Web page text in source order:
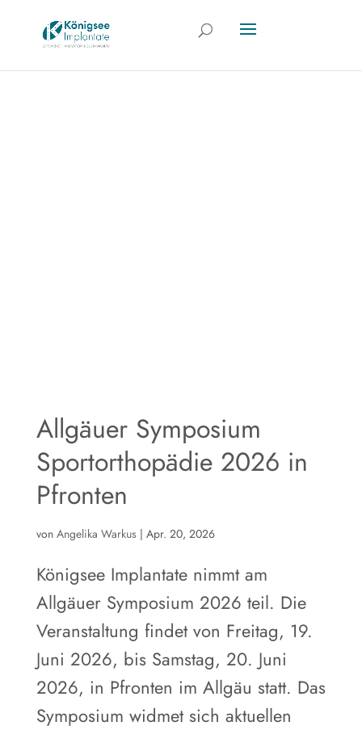
Allgäuer Symposium
Sportorthopädie 2026 in
Pfronten
von Angelika Warkus | Apr. 20, 2026
Königsee Implantate nimmt am
Allgäuer Symposium 2026 teil. Die
Veranstaltung findet von Freitag, 19.
Juni 2026, bis Samstag, 20. Juni
2026, in Pfronten im Allgäu statt. Das
Symposium widmet sich aktuellen